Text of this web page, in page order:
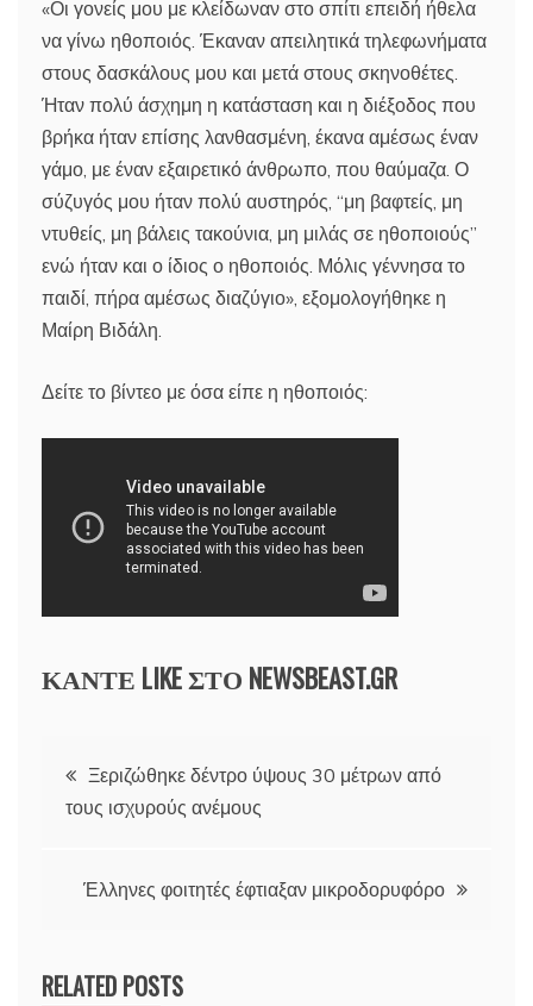
«Οι γονείς μου με κλείδωναν στο σπίτι επειδή ήθελα
να γίνω ηθοποιός. Έκαναν απειλητικά τηλεφωνήματα
στους δασκάλους μου και μετά στους σκηνοθέτες.
Ήταν πολύ άσχημη η κατάσταση και η διέξοδος που
βρήκα ήταν επίσης λανθασμένη, έκανα αμέσως έναν
γάμο, με έναν εξαιρετικό άνθρωπο, που θαύμαζα. Ο
σύζυγός μου ήταν πολύ αυστηρός, “μη βαφτείς, μη
ντυθείς, μη βάλεις τακούνια, μη μιλάς σε ηθοποιούς”
ενώ ήταν και ο ίδιος ο ηθοποιός. Μόλις γέννησα το
παιδί, πήρα αμέσως διαζύγιο», εξομολογήθηκε η
Μαίρη Βιδάλη.
Δείτε το βίντεο με όσα είπε η ηθοποιός:
ΚΑΝΤΕ LIKE ΣΤΟ NEWSBEAST.GR
Πλοήγηση
άρθρων
Ξεριζώθηκε δέντρο ύψους 30 μέτρων από
τους ισχυρούς ανέμους
Έλληνες φοιτητές έφτιαξαν μικροδορυφόρο
RELATED POSTS